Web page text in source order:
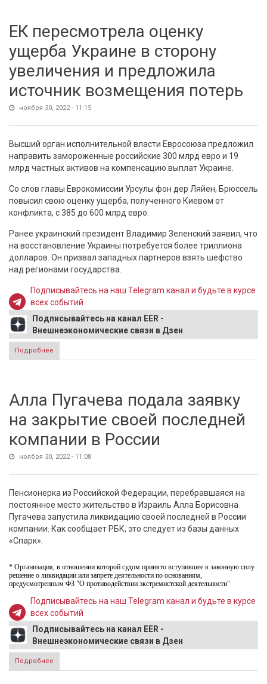
ЕК пересмотрела оценку
ущерба Украине в сторону
увеличения и предложила
источник возмещения потерь
ноября 30, 2022 - 11:15
Высший орган исполнительной власти Евросоюза предложил
направить замороженные российские 300 млрд евро и 19
млрд частных активов на компенсацию выплат Украине.
Со слов главы Еврокомиссии Урсулы фон дер Ляйен, Брюссель
повысил свою оценку ущерба, полученного Киевом от
конфликта, с 385 до 600 млрд евро.
Ранее украинский президент Владимир Зеленский заявил, что
на восстановление Украины потребуется более триллиона
долларов. Он призвал западных партнеров взять шефство
над регионами государства.
Подписывайтесь на наш Telegram канал и будьте в курсе
всех событий
Подписывайтесь на канал EER -
Внешнеэкономические связи в Дзен
Подробнее
увеличения и предложила источник возмещения потерь
Алла Пугачева подала заявку
на закрытие своей последней
компании в России
ноября 30, 2022 - 11:08
Пенсионерка из Российской Федерации, перебравшаяся на
постоянное место жительство в Израиль Алла Борисовна
Пугачева запустила ликвидацию своей последней в России
компании. Как сообщает РБК, это следует из базы данных
«Спарк».
* Организация, в отношении которой судом принято вступившее в законную силу
решение о ликвидации или запрете деятельности по основаниям,
предусмотренным ФЗ "О противодействии экстремистской деятельности"
Подписывайтесь на наш Telegram канал и будьте в курсе
всех событий
Подписывайтесь на канал EER -
Внешнеэкономические связи в Дзен
Подробнее
последней компании в России